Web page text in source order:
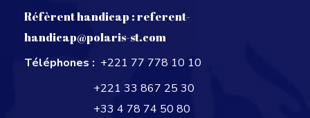
Réfèrent handicap :referent-
handicap@polaris-st.com
Téléphones : +221 77 778 10 10
+221 33 867 25 30
+33 4 78 74 50 80